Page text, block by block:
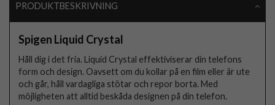
PRODUKTBESKRIVNING
Spigen Liquid Crystal
Håll dig i det fria. Liquid Crystal effektiviserar din telefons
form och design. Oavsett om du kollar på en film eller är ute
och går, håll vardagliga stötar och repor borta. Med
möjligheten att alltid beskåda designen på din telefon.